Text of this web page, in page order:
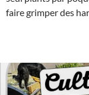
faire grimper des